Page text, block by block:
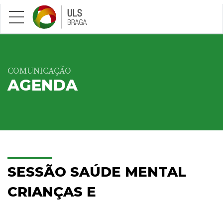
Saltar para conteúdo principal
COMUNICAÇÃO
AGENDA
SESSÃO SAÚDE MENTAL
CRIANÇAS E